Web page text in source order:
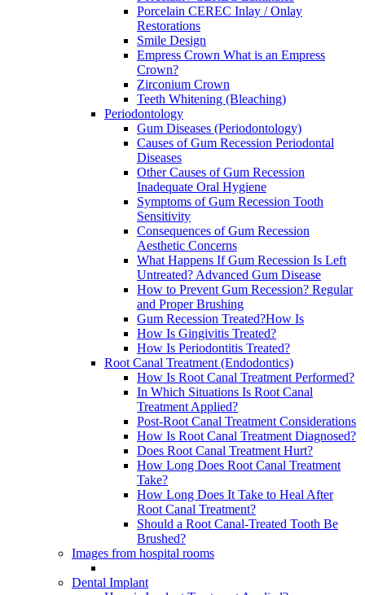
Porcelain CEREC Inlay / Onlay
Restorations
Smile Design
Empress Crown What is an Empress
Crown?
Zirconium Crown
Teeth Whitening (Bleaching)
Periodontology
Gum Diseases (Periodontology)
Causes of Gum Recession Periodontal
Diseases
Other Causes of Gum Recession
Inadequate Oral Hygiene
Symptoms of Gum Recession Tooth
Sensitivity
Consequences of Gum Recession
Aesthetic Concerns
What Happens If Gum Recession Is Left
Untreated? Advanced Gum Disease
How to Prevent Gum Recession? Regular
and Proper Brushing
Gum Recession Treated?How Is
How Is Gingivitis Treated?
How Is Periodontitis Treated?
Root Canal Treatment (Endodontics)
How Is Root Canal Treatment Performed?
In Which Situations Is Root Canal
Treatment Applied?
Post-Root Canal Treatment Considerations
How Is Root Canal Treatment Diagnosed?
Does Root Canal Treatment Hurt?
How Long Does Root Canal Treatment
Take?
How Long Does It Take to Heal After
Root Canal Treatment?
Should a Root Canal-Treated Tooth Be
Brushed?
Images from hospital rooms
Dental Implant